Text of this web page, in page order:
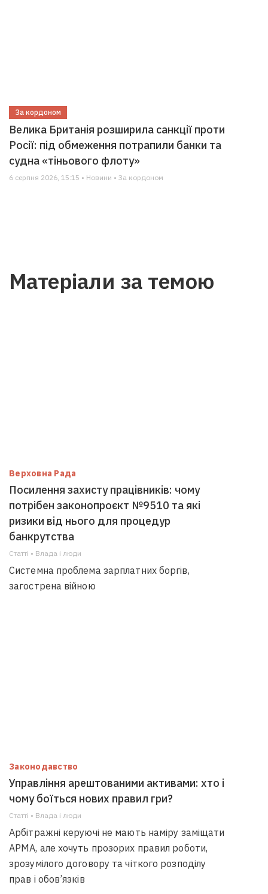
За кордоном
Велика Британія розширила санкції проти
Росії: під обмеження потрапили банки та
судна «тіньового флоту»
6 серпня 2026, 15:15 • Новини • За кордоном
Матеріали за темою
Верховна Рада
Посилення захисту працівників: чому
потрібен законопроєкт №9510 та які
ризики від нього для процедур
банкрутства
Статті • Влада i люди
Системна проблема зарплатних боргів,
загострена війною
Законодавство
Управління арештованими активами: хто і
чому боїться нових правил гри?
Статті • Влада i люди
Арбітражні керуючі не мають наміру заміщати
АРМА, але хочуть прозорих правил роботи,
зрозумілого договору та чіткого розподілу
прав і обов’язків